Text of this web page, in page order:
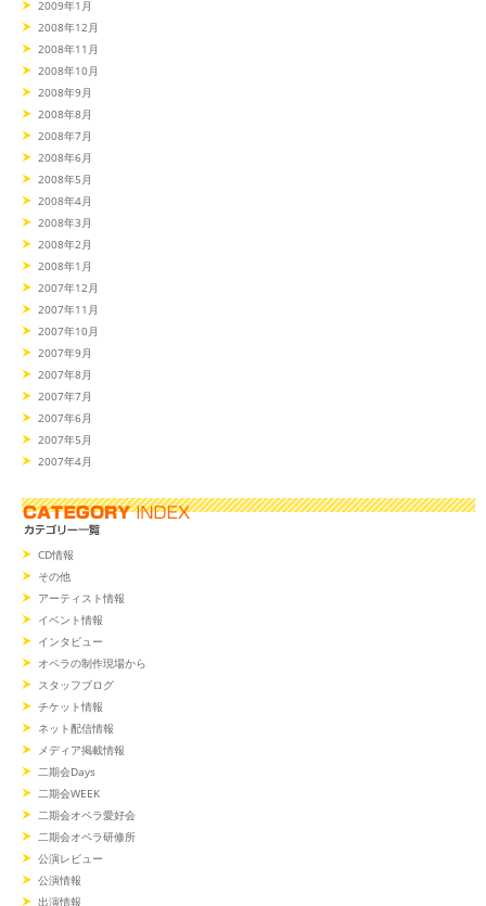
2009年1月
2008年12月
2008年11月
2008年10月
2008年9月
2008年8月
2008年7月
2008年6月
2008年5月
2008年4月
2008年3月
2008年2月
2008年1月
2007年12月
2007年11月
2007年10月
2007年9月
2007年8月
2007年7月
2007年6月
2007年5月
2007年4月
CD情報
その他
アーティスト情報
イベント情報
インタビュー
オペラの制作現場から
スタッフブログ
チケット情報
ネット配信情報
メディア掲載情報
二期会Days
二期会WEEK
二期会オペラ愛好会
二期会オペラ研修所
公演レビュー
公演情報
出演情報